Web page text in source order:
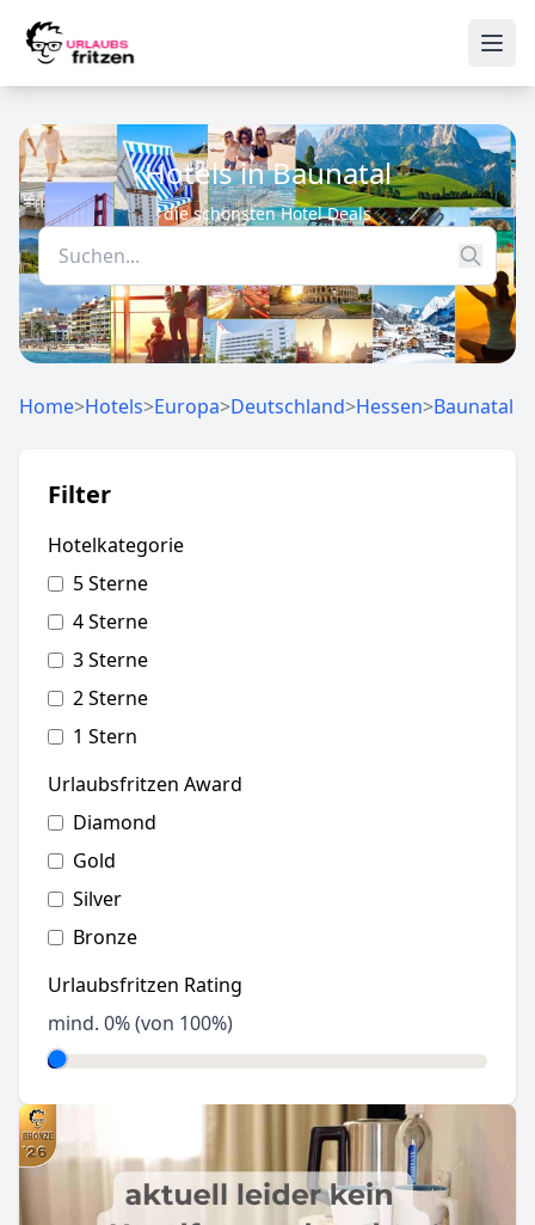
Hotels in Baunatal
die schönsten Hotel Deals
Home>Hotels>Europa>Deutschland>Hessen>Baunatal
Filter
Hotelkategorie
5 Sterne
4 Sterne
3 Sterne
2 Sterne
1 Stern
Urlaubsfritzen Award
Diamond
Gold
Silver
Bronze
Urlaubsfritzen Rating
mind. 0% (von 100%)